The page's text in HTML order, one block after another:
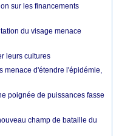
sur les financements
du visage menace
leurs cultures
menace d'étendre l'épidémie,
poignée de puissances fasse
champ de bataille du